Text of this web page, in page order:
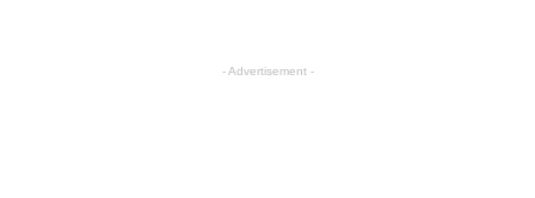
- Advertisement -